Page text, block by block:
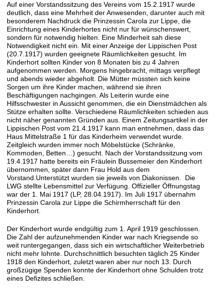
Auf einer Vorstandssitzung des Vereins vom 15.2.1917 wurde
deutlich, dass eine Mehrheit der Anwesenden, darunter auch mit
besonderem Nachdruck die Prinzessin Carola zur Lippe, die
Einrichtung eines Kinderhortes nicht nur für wünschenswert,
sondern für notwendig hielten. Eine Minderheit sah diese
Notwendigkeit nicht ein. Mit einer Anzeige der Lippischen Post
(20.7.1917) wurden geeignete Räumlichkeiten gesucht. Im
Kinderhort sollten Kinder von 8 Monaten bis zu 4 Jahren
aufgenommen werden. Morgens hingebracht, mittags verpflegt
und abends wieder abgeholt. Die Mütter müssten sich keine
Sorgen um ihre Kinder machen, während sie ihren
Beschäftigungen nachgingen. Als Leiterin wurde eine
Hilfsschwester in Aussicht genommen, die ein Dienstmädchen als
Stütze erhalten sollte. Verschiedene Räumlichkeiten schieden aus
nicht näher genannten Gründen aus. Einem Zeitungsartikel in der
Lippischen Post vom 21.4.1917 kann man entnehmen, dass das
Haus Mittelstraße 1 für das Kinderheim verwendet wurde.
Zeitgleich wurden immer noch Möbelstücke (Schränke,
Kommoden, Betten…) gesucht. Nach der Vorstandssitzung vom
19.4.1917 hatte bereits ein Fräulein Bussemeier den Kinderhort
übernommen, später dann Frau Hold aus dem
Vorstand.Unterstützt wurden sie jeweils von Diakonissen. Die
LWG stellte Lebensmittel zur Verfügung. Offizieller Öffnungstag
war der 1. Mai 1917 (LP, 28.04.1917). Im Juli 1917 übernahm
Prinzessin Carola zur Lippe die Schirmherrschaft für den
Kinderhort.
Der Kinderhort wurde endgültig zum 1. April 1919 geschlossen.
Die Zahl der aufzunehmenden Kinder war nach Kriegsende so
weit runtergegangen, dass sich ein wirtschaftlicher Weiterbetrieb
nicht mehr lohnte. Durchschnittlich besuchten täglich 25 Kinder
1918 den Kinderhort, zuletzt waren aber nur noch 13. Durch
großzügige Spenden konnte der Kinderhort ohne Schulden trotz
eines Defizites schließen.